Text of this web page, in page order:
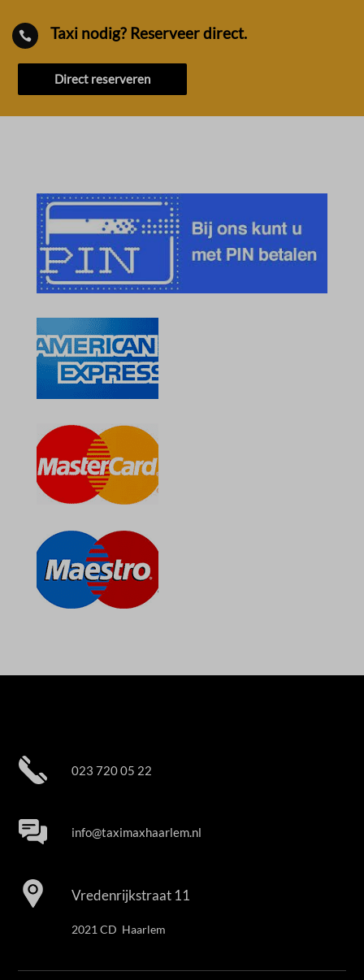
 Taxi nodig? Reserveer direct.
Direct reserveren
023 720 05 22
info@taximaxhaarlem.nl
Vredenrijkstraat 11
2021 CD Haarlem